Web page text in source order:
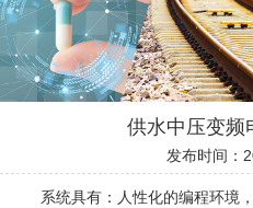
供水中压变频
发布时间：
系统具有：人性化的编程环境，